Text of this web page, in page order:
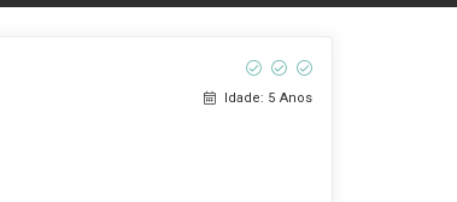
Idade: 5 Anos